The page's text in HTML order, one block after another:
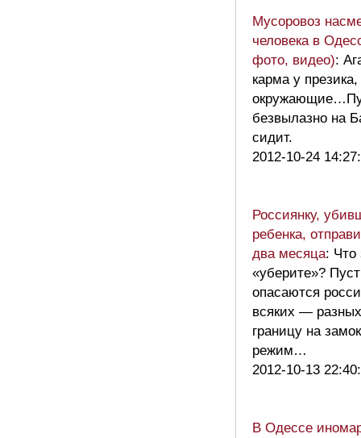
Мусоровоз
человека в
фото, видео):
карма у
безвылазно на
сидит.
2012-10-24
Россиянку,
ребенка,
два месяца: Что
«уберите»?
опасаются
всяких —
границу на
режим…
2012-10-13
В Одессе